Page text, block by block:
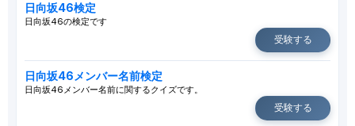
日向坂46検定
日向坂46の検定です
受験する
日向坂46メンバー名前検定
日向坂46メンバー名前に関するクイズです。
受験する